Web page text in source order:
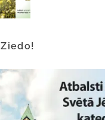
Ziedo!